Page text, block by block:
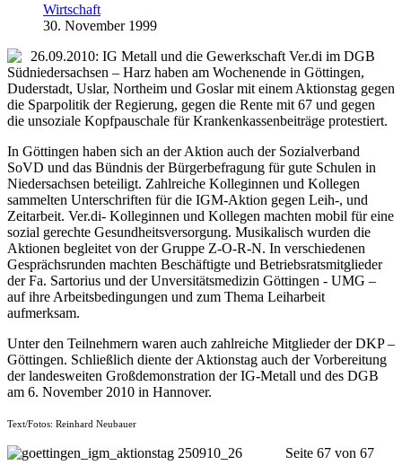
Wirtschaft
30. November 1999
26.09.2010: IG Metall und die Gewerkschaft Ver.di im DGB
Südniedersachsen – Harz haben am Wochenende in Göttingen,
Duderstadt, Uslar, Northeim und Goslar mit einem Aktionstag gegen
die Sparpolitik der Regierung, gegen die Rente mit 67 und gegen
die unsoziale Kopfpauschale für Krankenkassenbeiträge protestiert.
In Göttingen haben sich an der Aktion auch der Sozialverband
SoVD und das Bündnis der Bürgerbefragung für gute Schulen in
Niedersachsen beteiligt. Zahlreiche Kolleginnen und Kollegen
sammelten Unterschriften für die IGM-Aktion gegen Leih-, und
Zeitarbeit. Ver.di- Kolleginnen und Kollegen machten mobil für eine
sozial gerechte Gesundheitsversorgung. Musikalisch wurden die
Aktionen begleitet von der Gruppe Z-O-R-N. In verschiedenen
Gesprächsrunden machten Beschäftigte und Betriebsratsmitglieder
der Fa. Sartorius und der Unversitätsmedizin Göttingen - UMG –
auf ihre Arbeitsbedingungen und zum Thema Leiharbeit
aufmerksam.
Unter den Teilnehmern waren auch zahlreiche Mitglieder der DKP –
Göttingen. Schließlich diente der Aktionstag auch der Vorbereitung
der landesweiten Großdemonstration der IG-Metall und des DGB
am 6. November 2010 in Hannover.
Text/Fotos: Reinhard Neubauer
Seite 67 von 67